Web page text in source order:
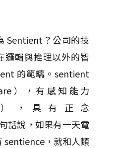
Sentient？公司的技
邏輯與推理以外的智
的範疇。sentient
），有感知能力
），具有正念
話說，如果有一天電
sentience，就和人類